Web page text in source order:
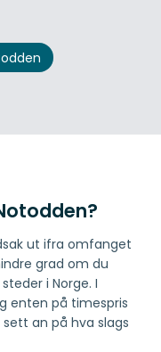
ut ifra omfanget
grad om du
i Norge. I
enten på timespris
an på hva slags